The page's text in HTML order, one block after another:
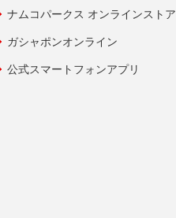
ナムコパークス オンラインストア
ガシャポンオンライン
公式スマートフォンアプリ